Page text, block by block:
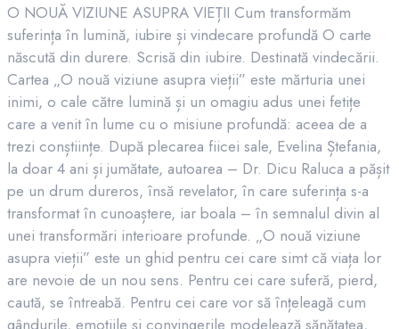
O NOUĂ VIZIUNE ASUPRA VIEȚII Cum transformăm
suferința în lumină, iubire și vindecare profundă O carte
născută din durere. Scrisă din iubire. Destinată vindecării.
Cartea „O nouă viziune asupra vieții” este mărturia unei
inimi, o cale către lumină și un omagiu adus unei fetițe
care a venit în lume cu o misiune profundă: aceea de a
trezi conștiințe. După plecarea fiicei sale, Evelina Ștefania,
la doar 4 ani și jumătate, autoarea – Dr. Dicu Raluca a pășit
pe un drum dureros, însă revelator, în care suferința s-a
transformat în cunoaștere, iar boala – în semnalul divin al
unei transformări interioare profunde. „O nouă viziune
asupra vieții” este un ghid pentru cei care simt că viața lor
are nevoie de un nou sens. Pentru cei care suferă, pierd,
caută, se întreabă. Pentru cei care vor să înțeleagă cum
gândurile, emoțiile și convingerile modelează sănătatea,